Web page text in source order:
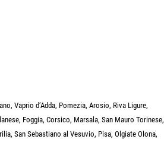
Vaprio d’Adda, Pomezia, Arosio, Riva Ligure,
Foggia, Corsico, Marsala, San Mauro Torinese,
San Sebastiano al Vesuvio, Pisa, Olgiate Olona,